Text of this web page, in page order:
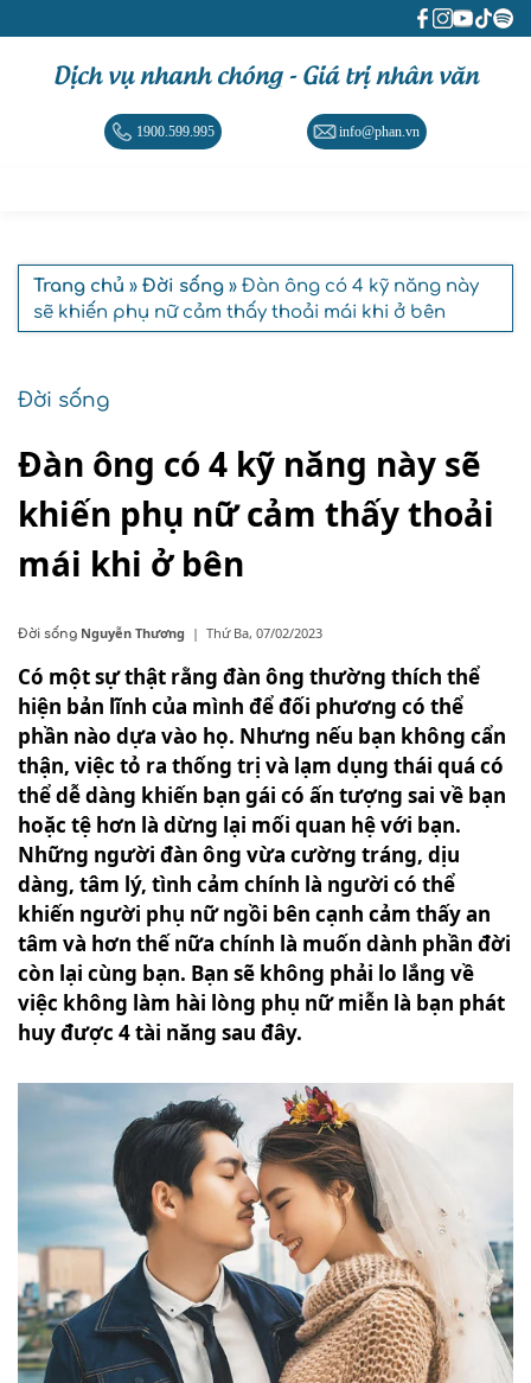
Dịch vụ nhanh chóng - Giá trị nhân văn
1900.599.995 info@phan.vn
Trang chủ » Đời sống » Đàn ông có 4 kỹ năng này
sẽ khiến phụ nữ cảm thấy thoải mái khi ở bên
Đời sống
Đàn ông có 4 kỹ năng này sẽ
khiến phụ nữ cảm thấy thoải
mái khi ở bên
Đời sống Nguyễn Thương | Thứ Ba, 07/02/2023
Có một sự thật rằng đàn ông thường thích thể
hiện bản lĩnh của mình để đối phương có thể
phần nào dựa vào họ. Nhưng nếu bạn không cẩn
thận, việc tỏ ra thống trị và lạm dụng thái quá có
thể dễ dàng khiến bạn gái có ấn tượng sai về bạn
hoặc tệ hơn là dừng lại mối quan hệ với bạn.
Những người đàn ông vừa cường tráng, dịu
dàng, tâm lý, tình cảm chính là người có thể
khiến người phụ nữ ngồi bên cạnh cảm thấy an
tâm và hơn thế nữa chính là muốn dành phần đời
còn lại cùng bạn. Bạn sẽ không phải lo lắng về
việc không làm hài lòng phụ nữ miễn là bạn phát
huy được 4 tài năng sau đây.